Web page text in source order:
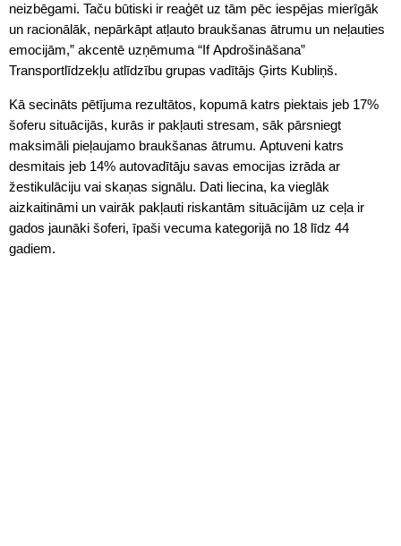
neizbēgami. Taču būtiski ir reaģēt uz tām pēc iespējas mierīgāk
un racionālāk, nepārkāpt atļauto braukšanas ātrumu un neļauties
emocijām,” akcentē uzņēmuma “If Apdrošināšana”
Transportlīdzekļu atlīdzību grupas vadītājs Ģirts Kubliņš.
Kā secināts pētījuma rezultātos, kopumā katrs piektais jeb 17%
šoferu situācijās, kurās ir pakļauti stresam, sāk pārsniegt
maksimāli pieļaujamo braukšanas ātrumu. Aptuveni katrs
desmitais jeb 14% autovadītāju savas emocijas izrāda ar
žestikulāciju vai skaņas signālu. Dati liecina, ka vieglāk
aizkaitināmi un vairāk pakļauti riskantām situācijām uz ceļa ir
gados jaunāki šoferi, īpaši vecuma kategorijā no 18 līdz 44
gadiem.